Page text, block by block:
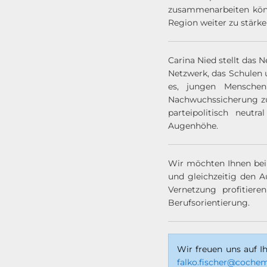
zusammenarbeiten
Region weiter zu
Carina Nied stellt das
Netzwerk, das
es, jungen
Nachwuchssicherung
parteipolitisch
Augenhöhe.
Wir möchten Ihnen
und gleichzeitig den
Vernetzung
Berufsorientierung.
Wir freuen uns auf